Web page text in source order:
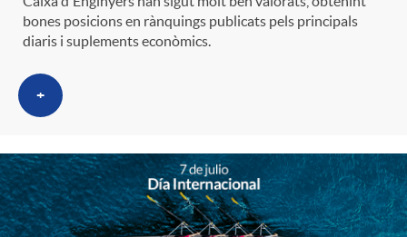
bones posicions en rànquings publicats pels principals
diaris i suplements econòmics.
+